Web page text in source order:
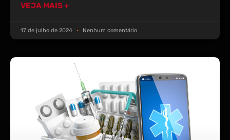
VEJA MAIS +
17 de julho de 2024 Nenhum comentário